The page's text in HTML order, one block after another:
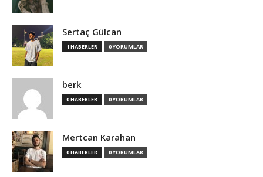
Sertaç Gülcan
1 HABERLER 0 YORUMLAR
berk
0 HABERLER 0 YORUMLAR
Mertcan Karahan
0 HABERLER 0 YORUMLAR